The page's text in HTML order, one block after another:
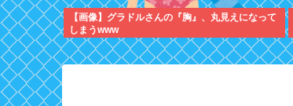
【画像】グラドルさんの『胸』、丸見えになって
しまうwww